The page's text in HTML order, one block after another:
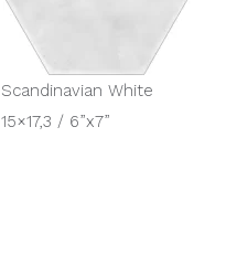
Scandinavian White
15×17,3 / 6”x7”